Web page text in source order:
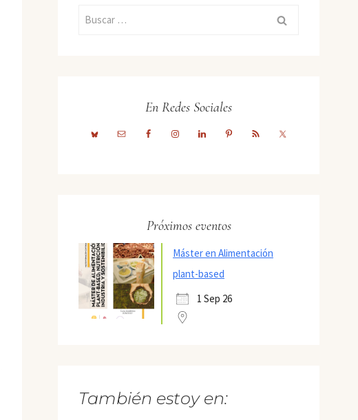
Buscar:
En Redes Sociales
Próximos eventos
Máster en Alimentación
plant-based
1 Sep 26
También estoy en: